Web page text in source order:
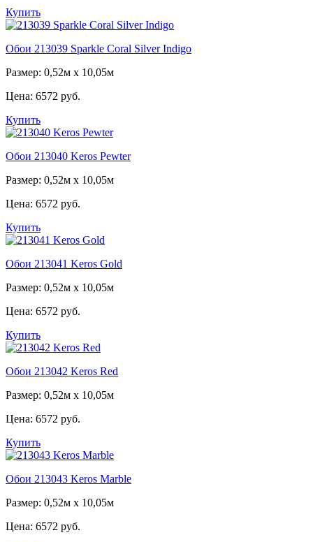
Купить
Обои 213039 Sparkle Coral Silver Indigo
Размер: 0,52м х 10,05м
Цена: 6572 руб.
Купить
Обои 213040 Keros Pewter
Размер: 0,52м х 10,05м
Цена: 6572 руб.
Купить
Обои 213041 Keros Gold
Размер: 0,52м х 10,05м
Цена: 6572 руб.
Купить
Обои 213042 Keros Red
Размер: 0,52м х 10,05м
Цена: 6572 руб.
Купить
Обои 213043 Keros Marble
Размер: 0,52м х 10,05м
Цена: 6572 руб.